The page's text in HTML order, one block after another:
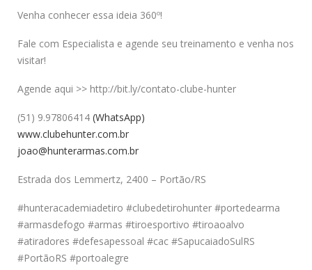
Venha conhecer essa ideia 360º!
Fale com Especialista e agende seu treinamento e venha nos
visitar!
Agende aqui >> http://bit.ly/contato-clube-hunter
(51) 9.97806414 (WhatsApp)
www.clubehunter.com.br
joao@hunterarmas.com.br
Estrada dos Lemmertz, 2400 – Portão/RS
#hunteracademiadetiro #clubedetirohunter #portedearma
#armasdefogo #armas #tiroesportivo #tiroaoalvo
#atiradores #defesapessoal #cac #SapucaiadoSulRS
#PortãoRS #portoalegre